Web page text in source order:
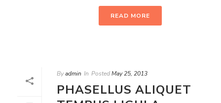
READ MORE
Byadmin In PostedMay 25, 2013
PHASELLUS ALIQUET